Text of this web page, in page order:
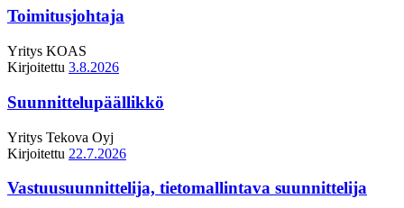
Toimitusjohtaja
Yritys KOAS
Kirjoitettu 3.8.2026
Suunnittelupäällikkö
Yritys Tekova Oyj
Kirjoitettu 22.7.2026
Vastuusuunnittelija, tietomallintava suunnittelija